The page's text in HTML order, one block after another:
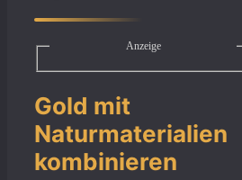
Anzeige
Gold mit
Naturmaterialien
kombinieren